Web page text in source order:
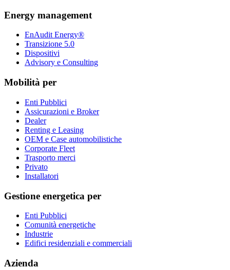
Energy management
EnAudit Energy®
Transizione 5.0
Dispositivi
Advisory e Consulting
Mobilità per
Enti Pubblici
Assicurazioni e Broker
Dealer
Renting e Leasing
OEM e Case automobilistiche
Corporate Fleet
Trasporto merci
Privato
Installatori
Gestione energetica per
Enti Pubblici
Comunità energetiche
Industrie
Edifici residenziali e commerciali
Azienda